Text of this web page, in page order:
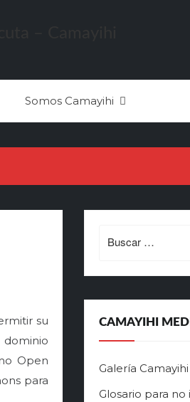
Somos Camayihi
su
Open
para
for:
CAMAYIHI
Galería Camayihi
Glosario para